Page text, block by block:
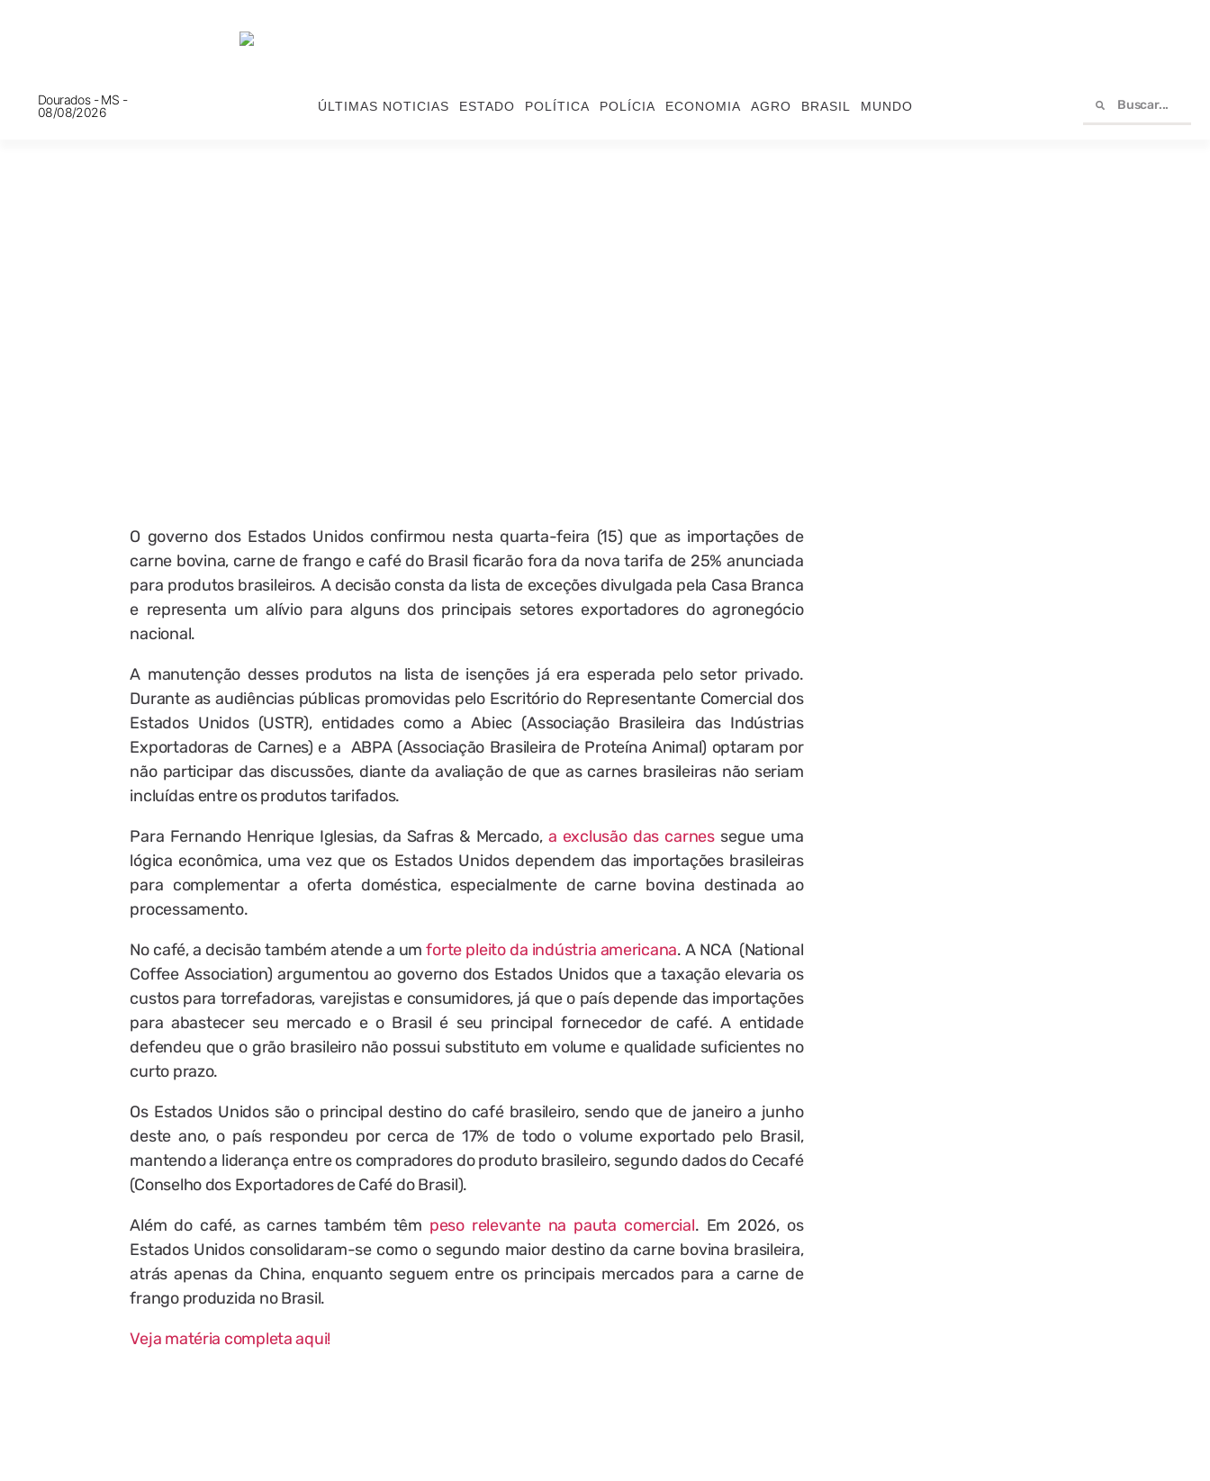
Dourados - MS -
08/08/2026
ÚLTIMAS NOTICIAS ESTADO POLÍTICA POLÍCIA ECONOMIA AGRO BRASIL MUNDO
O governo dos Estados Unidos confirmou nesta quarta-feira (15) que as importações de
carne bovina, carne de frango e café do Brasil ficarão fora da nova tarifa de 25% anunciada
para produtos brasileiros. A decisão consta da lista de exceções divulgada pela Casa Branca
e representa um alívio para alguns dos principais setores exportadores do agronegócio
nacional.
A manutenção desses produtos na lista de isenções já era esperada pelo setor privado.
Durante as audiências públicas promovidas pelo Escritório do Representante Comercial dos
Estados Unidos (USTR), entidades como a Abiec (Associação Brasileira das Indústrias
Exportadoras de Carnes) e a ABPA (Associação Brasileira de Proteína Animal) optaram por
não participar das discussões, diante da avaliação de que as carnes brasileiras não seriam
incluídas entre os produtos tarifados.
Para Fernando Henrique Iglesias, da Safras & Mercado, a exclusão das carnessegue uma
lógica econômica, uma vez que os Estados Unidos dependem das importações brasileiras
para complementar a oferta doméstica, especialmente de carne bovina destinada ao
processamento.
No café, a decisão também atende a umforte pleito da indústria americana. A NCA (National
Coffee Association) argumentou ao governo dos Estados Unidos que a taxação elevaria os
custos para torrefadoras, varejistas e consumidores, já que o país depende das importações
para abastecer seu mercado e o Brasil é seu principal fornecedor de café. A entidade
defendeu que o grão brasileiro não possui substituto em volume e qualidade suficientes no
curto prazo.
Os Estados Unidos são o principal destino do café brasileiro, sendo que de janeiro a junho
deste ano, o país respondeu por cerca de 17% de todo o volume exportado pelo Brasil,
mantendo a liderança entre os compradores do produto brasileiro, segundo dados do Cecafé
(Conselho dos Exportadores de Café do Brasil).
Além do café, as carnes também têm peso relevante na pauta comercial. Em 2026, os
Estados Unidos consolidaram-se como o segundo maior destino da carne bovina brasileira,
atrás apenas da China, enquanto seguem entre os principais mercados para a carne de
frango produzida no Brasil.
Veja matéria completa aqui!